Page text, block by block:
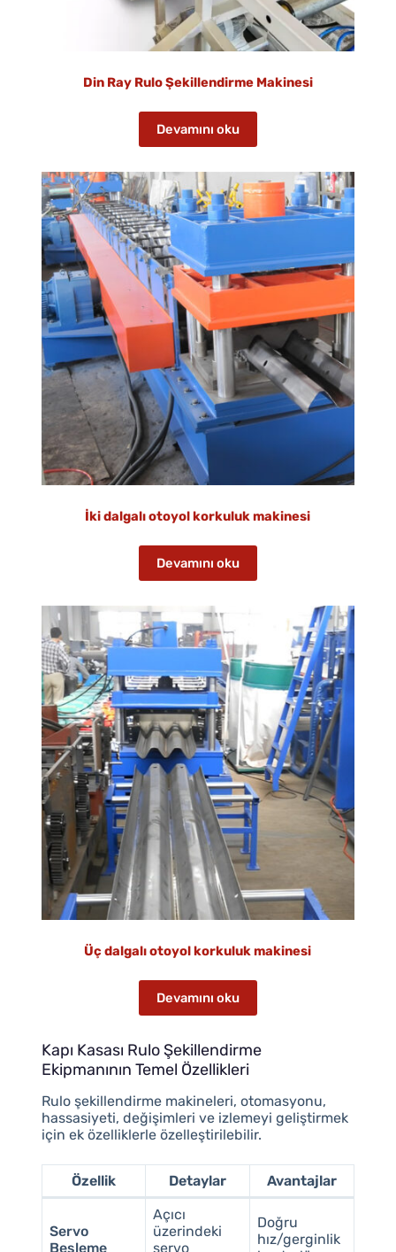
Din Ray Rulo Şekillendirme Makinesi
Devamını oku
İki dalgalı otoyol korkuluk makinesi
Devamını oku
Üç dalgalı otoyol korkuluk makinesi
Devamını oku
Kapı Kasası Rulo Şekillendirme
Ekipmanının Temel Özellikleri
Rulo şekillendirme makineleri, otomasyonu,
hassasiyeti, değişimleri ve izlemeyi geliştirmek
için ek özelliklerle özelleştirilebilir.
Özellik Detaylar Avantajlar
Servo
Besleme
Açıcı
üzerindeki
servo
Doğru
hız/gerginlik